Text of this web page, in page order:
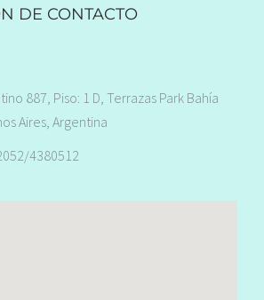
DE CONTACTO
887, Piso: 1 D, Terrazas Park Bahía
Aires, Argentina
4380512